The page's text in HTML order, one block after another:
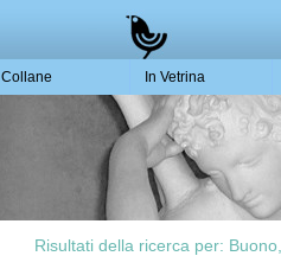
Collane In Vetrina
Risultati della ricerca per: